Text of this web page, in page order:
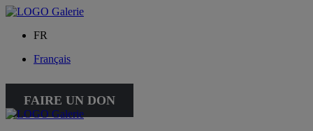
FR
Français
FAIRE UN DON